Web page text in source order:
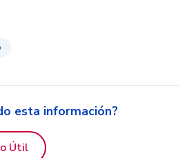
esta información?
Útil